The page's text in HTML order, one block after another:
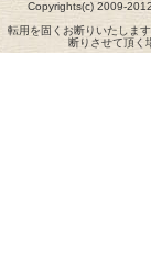
Copyrights(c) 2009-
転用を固くお断りいたしま
断りさせて頂く